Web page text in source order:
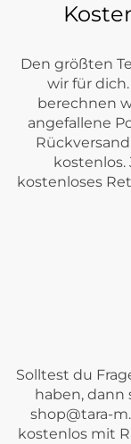
Den größten
wir für
berechnen
angefallene
kostenloses
Solltest du
haben, dann
shop@tara-
kostenlos mit